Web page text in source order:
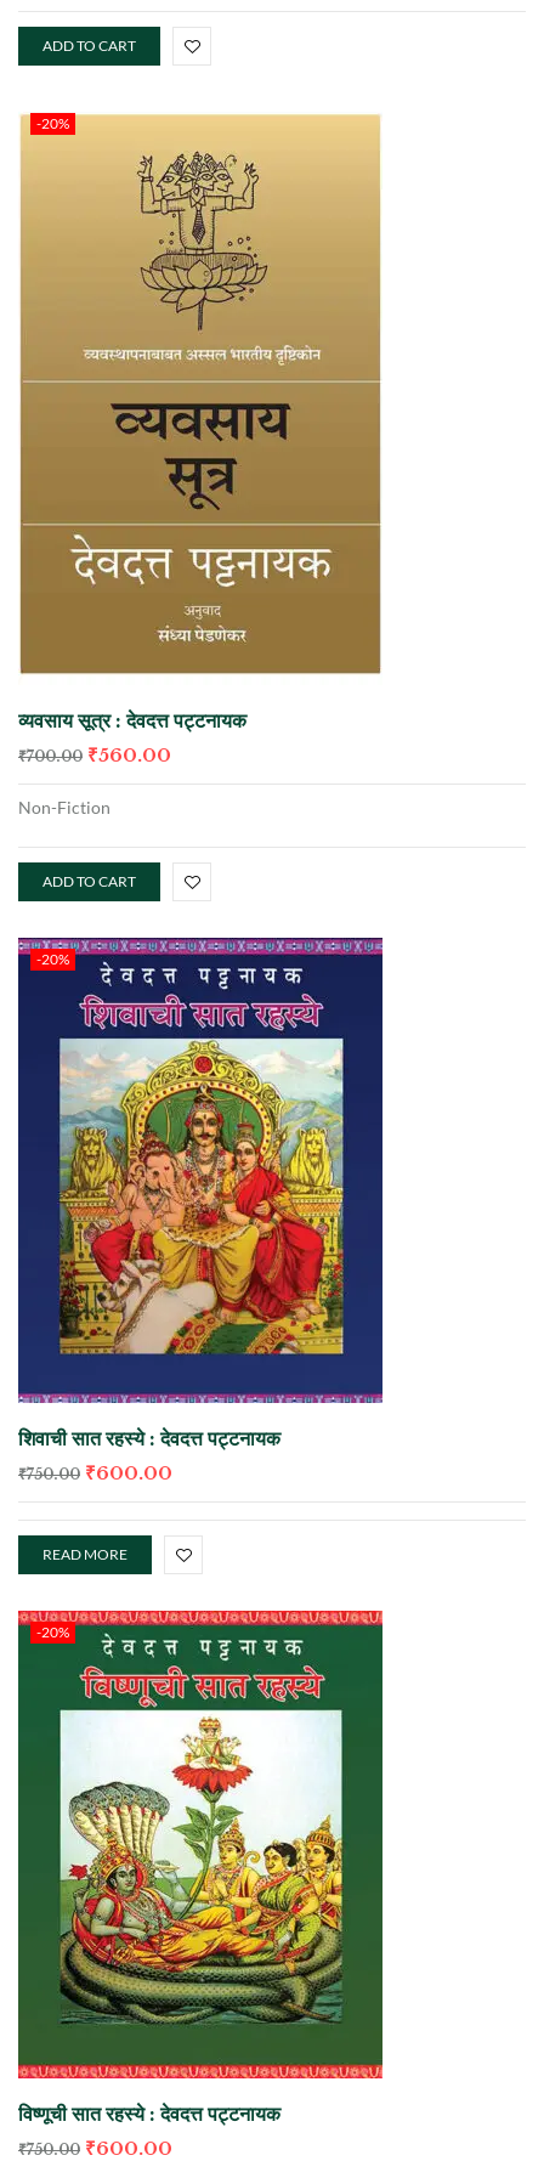
ADD TO CART
-20%
व्यवसाय सूत्र : देवदत्त पट्टनायक
₹700.00 ₹560.00
Non-Fiction
ADD TO CART
-20%
शिवाची सात रहस्ये : देवदत्त पट्टनायक
₹750.00 ₹600.00
READ MORE
-20%
विष्णूची सात रहस्ये : देवदत्त पट्टनायक
₹750.00 ₹600.00